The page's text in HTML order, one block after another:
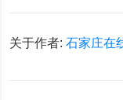
关于作者:石家庄在